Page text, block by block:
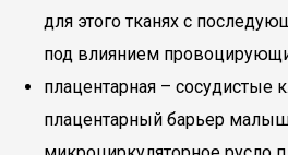
для этого тканях с
под влиянием
плацентарная – сосудистые
плацентарный барьер